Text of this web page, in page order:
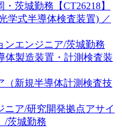
茨城勤務【CT26218】
学式半導体検査装置) ／
ンエンジニア/茨城勤務
体製造装置・計測検査装
（新規半導体計測検査技
ア/研究開発拠点アサイ
/茨城勤務